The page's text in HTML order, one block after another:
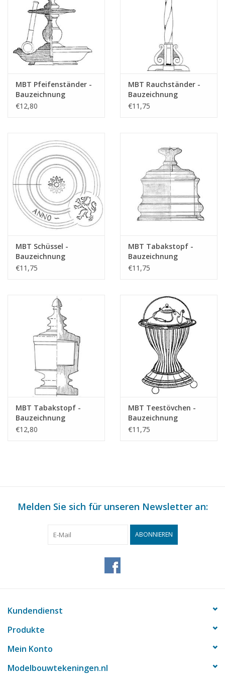
Anmerkungen
MBT Pfeifenständer -
Bauzeichnung
Maßstab 1 : N/A
€12,80
MBT Rauchständer -
Bauzeichnung
Maßstab 1 : N/A
€11,75
MBT Schüssel -
Bauzeichnung
Maßstab 1 : N/A
€11,75
MBT Tabakstopf -
Bauzeichnung
Maßstab 1 : N/A
€11,75
MBT Tabakstopf -
Bauzeichnung
Maßstab 1 : N/A
€12,80
MBT Teestövchen -
Bauzeichnung
Maßstab 1 : N/A
€11,75
Melden Sie sich für unseren Newsletter an:
ABONNIEREN
Kundendienst
Produkte
Mein Konto
Modelbouwtekeningen.nl